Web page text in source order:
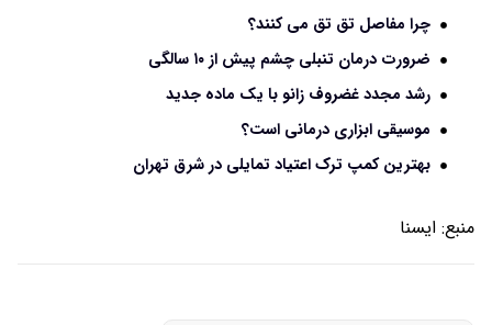
چرا مفاصل تق تق می کنند؟
ضرورت درمان تنبلی چشم پیش از ۱۰ سالگی
رشد مجدد غضروف زانو با یک ماده جدید
موسیقی ابزاری درمانی است؟
بهترین کمپ ترک اعتیاد تمایلی در شرق تهران
منبع: ايسنا